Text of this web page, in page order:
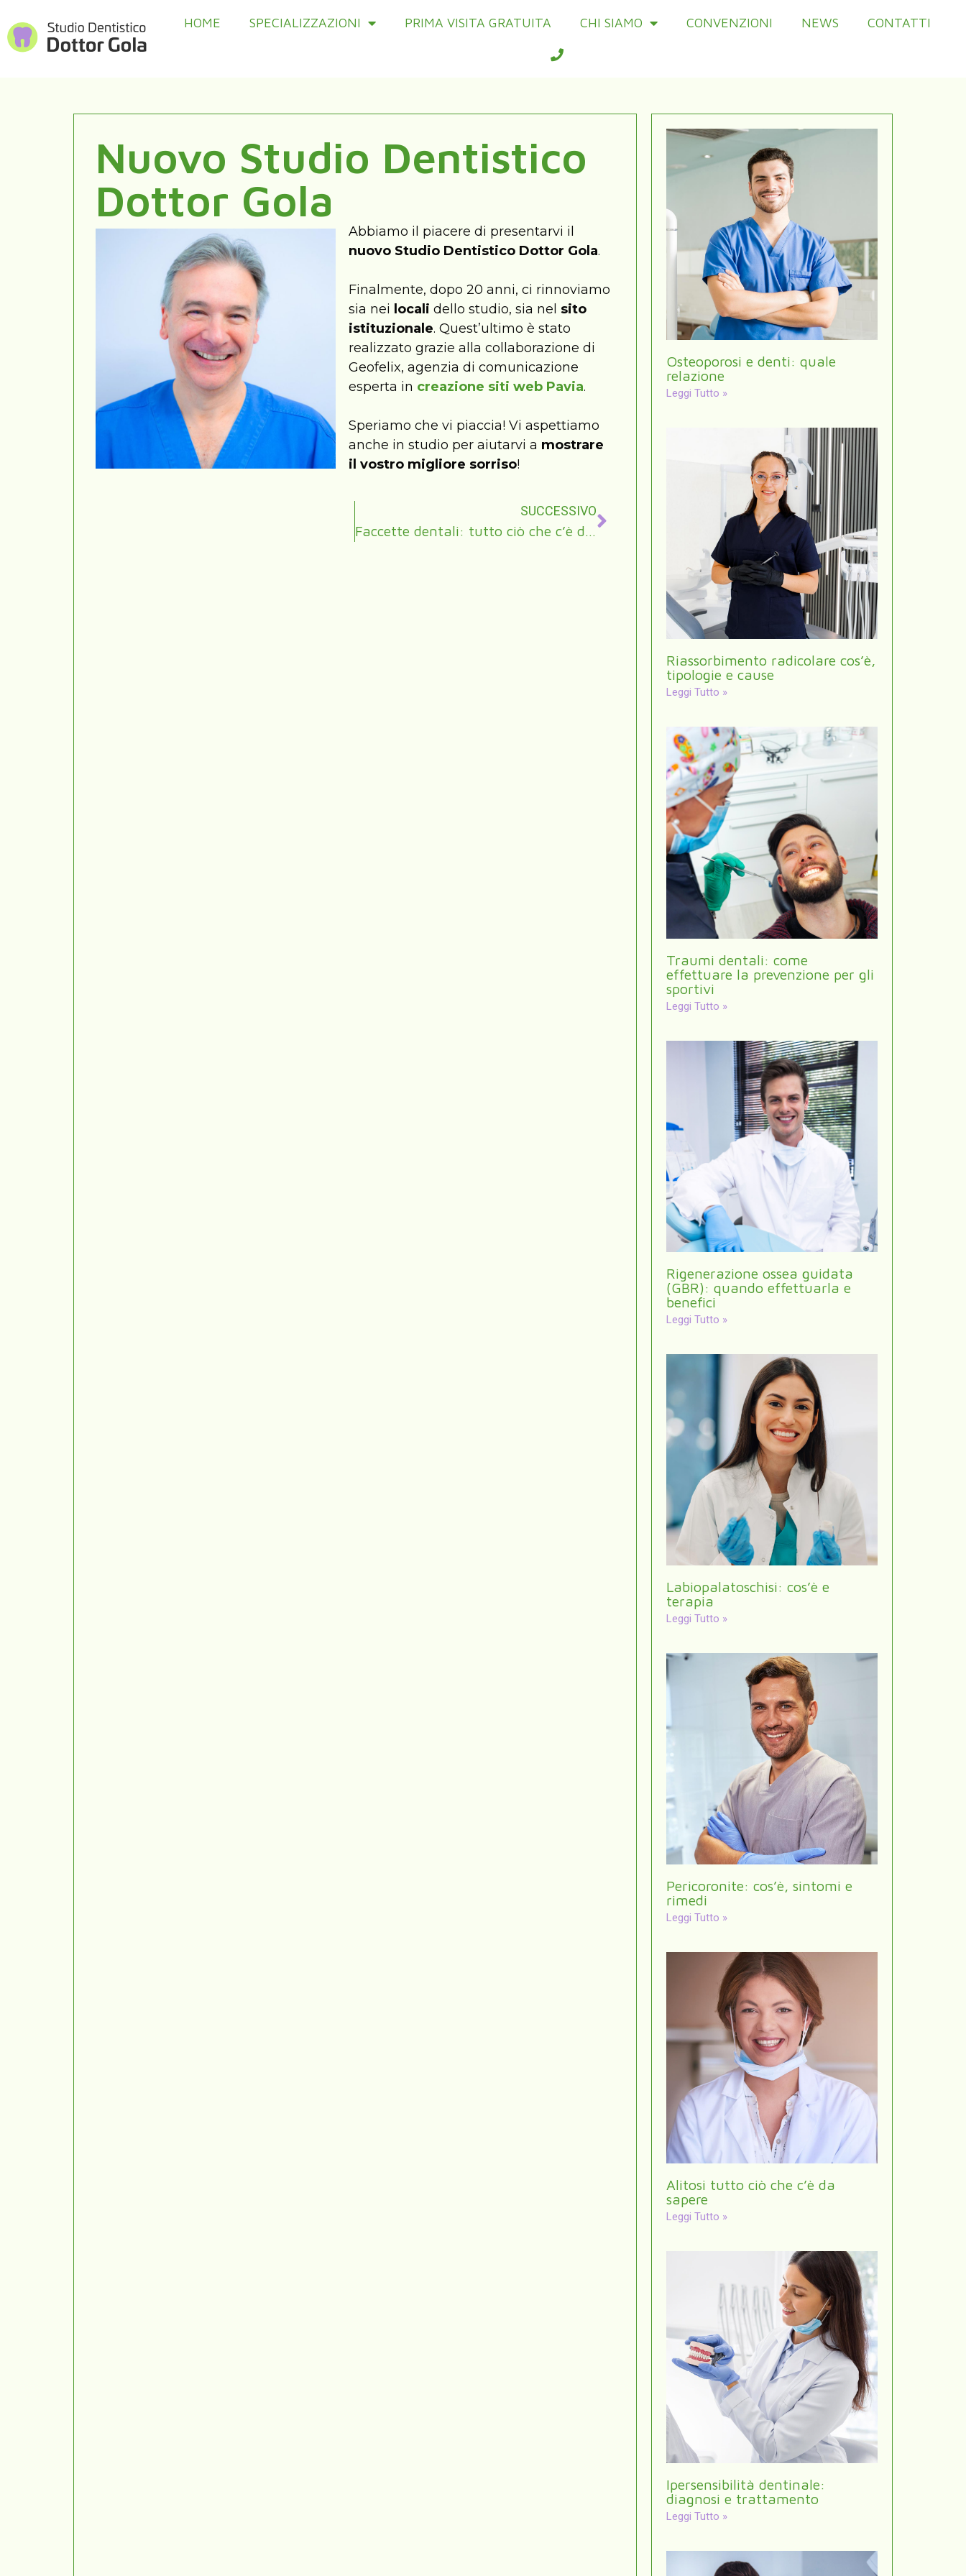
HOME SPECIALIZZAZIONI PRIMA VISITA GRATUITA CHI SIAMO CONVENZIONI NEWS CONTATTI
Nuovo Studio Dentistico
Dottor Gola
Abbiamo il piacere di presentarvi il
nuovo Studio Dentistico Dottor Gola.
Finalmente, dopo 20 anni, ci rinnoviamo
sia nei locali dello studio, sia nel sito
istituzionale. Quest’ultimo è stato
realizzato grazie alla collaborazione di
Geofelix, agenzia di comunicazione
esperta in creazione siti web Pavia.
Speriamo che vi piaccia! Vi aspettiamo
anche in studio per aiutarvi a mostrare
il vostro migliore sorriso!
SUCCESSIVO
Faccette dentali: tutto ciò che c’è da sapere
Osteoporosi e denti: quale
relazione
Leggi Tutto »
Riassorbimento radicolare cos’è,
tipologie e cause
Leggi Tutto »
Traumi dentali: come
effettuare la prevenzione per gli
sportivi
Leggi Tutto »
Rigenerazione ossea guidata
(GBR): quando effettuarla e
benefici
Leggi Tutto »
Labiopalatoschisi: cos’è e
terapia
Leggi Tutto »
Pericoronite: cos’è, sintomi e
rimedi
Leggi Tutto »
Alitosi tutto ciò che c’è da
sapere
Leggi Tutto »
Ipersensibilità dentinale:
diagnosi e trattamento
Leggi Tutto »